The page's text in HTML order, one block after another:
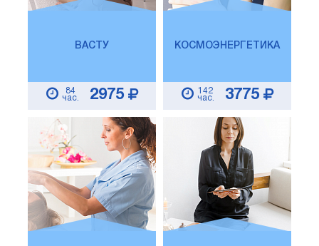
ВАСТУ
84
час.
2975
КОСМОЭНЕРГЕТИКА
142
час.
3775